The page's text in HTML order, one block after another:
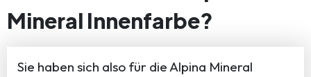
Mineral Innenfarbe?
Sie haben sich also für die Alpina Mineral